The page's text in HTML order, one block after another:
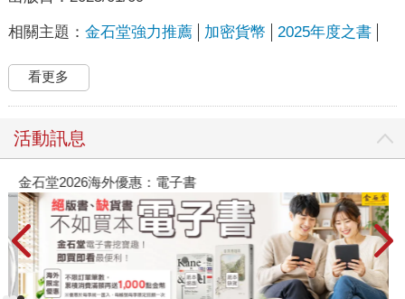
相關主題： 金石堂強力推薦 加密貨幣 2025年度之書
看更多
活動訊息
金石堂2026海外優惠：電子書